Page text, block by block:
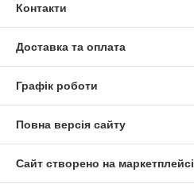
Контакти
Доставка та оплата
Графік роботи
Повна версія сайту
Сайт створено на маркетплейсі